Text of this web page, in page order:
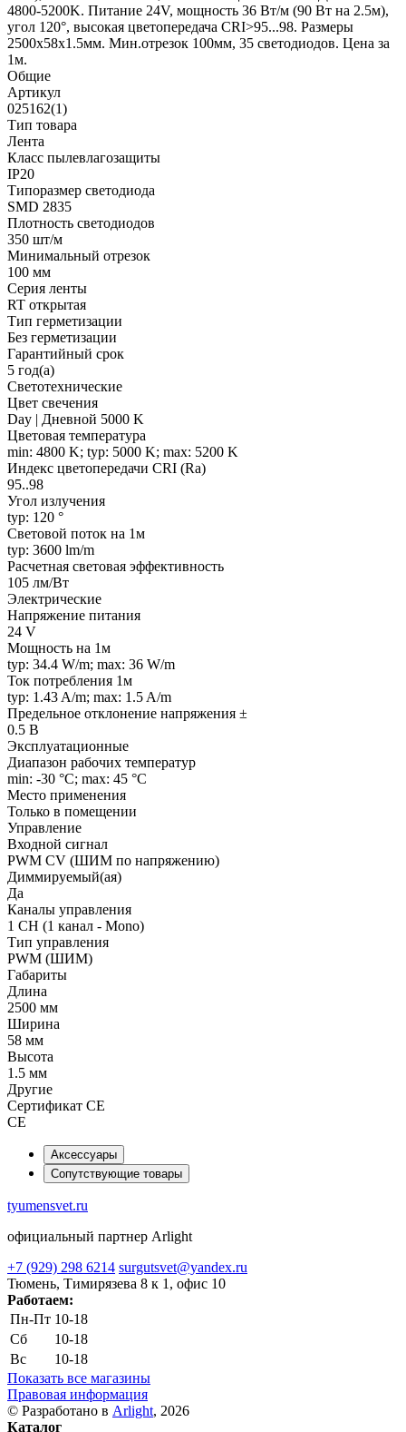
4800-5200K. Питание 24V, мощность 36 Вт/м (90 Вт на 2.5м),
угол 120°, высокая цветопередача CRI>95...98. Размеры
2500х58x1.5мм. Мин.отрезок 100мм, 35 светодиодов. Цена за
1м.
Общие
Артикул
025162(1)
Тип товара
Лента
Класс пылевлагозащиты
IP20
Типоразмер светодиода
SMD 2835
Плотность светодиодов
350 шт/м
Минимальный отрезок
100 мм
Серия ленты
RT открытая
Тип герметизации
Без герметизации
Гарантийный срок
5 год(а)
Светотехнические
Цвет свечения
Day | Дневной 5000 K
Цветовая температура
min: 4800 K; typ: 5000 K; max: 5200 K
Индекс цветопередачи CRI (Ra)
95..98
Угол излучения
typ: 120 °
Световой поток на 1м
typ: 3600 lm/m
Расчетная световая эффективность
105 лм/Вт
Электрические
Напряжение питания
24 V
Мощность на 1м
typ: 34.4 W/m; max: 36 W/m
Ток потребления 1м
typ: 1.43 A/m; max: 1.5 A/m
Предельное отклонение напряжения ±
0.5 В
Эксплуатационные
Диапазон рабочих температур
min: -30 °C; max: 45 °C
Место применения
Только в помещении
Управление
Входной сигнал
PWM СV (ШИМ по напряжению)
Диммируемый(ая)
Да
Каналы управления
1 CH (1 канал - Mono)
Тип управления
PWM (ШИМ)
Габариты
Длина
2500 мм
Ширина
58 мм
Высота
1.5 мм
Другие
Сертификат CE
CE
Аксессуары
Сопутствующие товары
tyumensvet.ru
официальный партнер Arlight
+7 (929) 298 6214 surgutsvet@yandex.ru
Тюмень, Тимирязева 8 к 1, офис 10
Работаем:
Пн-Пт 10-18
Сб
10-18
Вс
10-18
Показать все магазины
Правовая информация
© Разработано в Arlight, 2026
Каталог